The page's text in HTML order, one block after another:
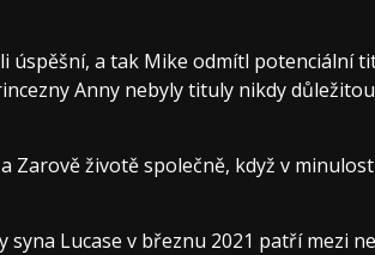
úspěšní, a tak Mike odmítl potenciální
Anny nebyly tituly nikdy
Zarově životě společně, když v
Lucase v březnu 2021 patří mezi